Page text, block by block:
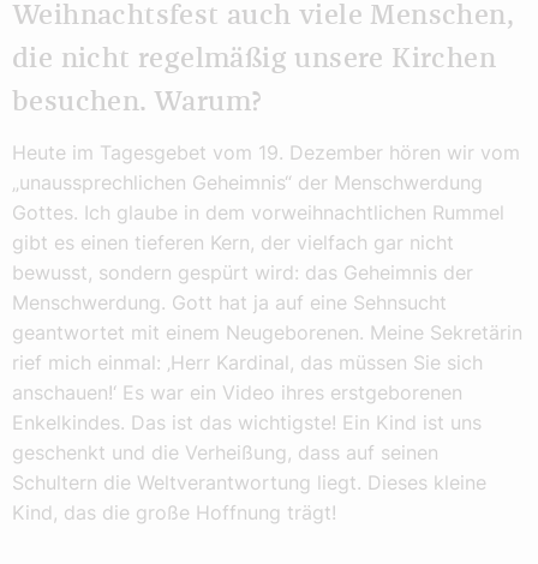
Weihnachtsfest auch viele Menschen,
die nicht regelmäßig unsere Kirchen
besuchen. Warum?
Heute im Tagesgebet vom 19. Dezember hören wir vom
„unaussprechlichen Geheimnis“ der Menschwerdung
Gottes. Ich glaube in dem vorweihnachtlichen Rummel
gibt es einen tieferen Kern, der vielfach gar nicht
bewusst, sondern gespürt wird: das Geheimnis der
Menschwerdung. Gott hat ja auf eine Sehnsucht
geantwortet mit einem Neugeborenen. Meine Sekretärin
rief mich einmal: ‚Herr Kardinal, das müssen Sie sich
anschauen!‘ Es war ein Video ihres erstgeborenen
Enkelkindes. Das ist das wichtigste! Ein Kind ist uns
geschenkt und die Verheißung, dass auf seinen
Schultern die Weltverantwortung liegt. Dieses kleine
Kind, das die große Hoffnung trägt!